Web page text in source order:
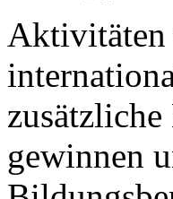
Aktivitäten
gewinnen